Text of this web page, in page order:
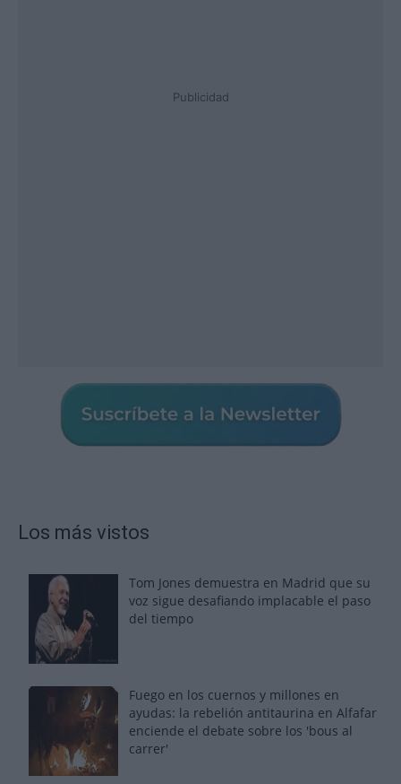
Publicidad
Los más vistos
Tom Jones demuestra en Madrid que su
voz sigue desafiando implacable el paso
del tiempo
Fuego en los cuernos y millones en
ayudas: la rebelión antitaurina en Alfafar
enciende el debate sobre los 'bous al
carrer'